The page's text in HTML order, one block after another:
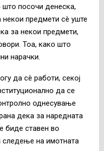
што посочи денеска,
предмети сè уште
за некои предмети,
Тоа, како што
нарачки.
да сè работи, секој
да се
однесување
дека за наредната
биде ставен во
следење на имотната